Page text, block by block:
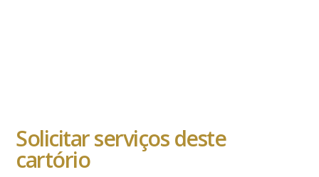
Solicitar serviços deste
cartório